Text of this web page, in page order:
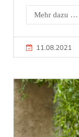
Mehr dazu …
11.08.2021